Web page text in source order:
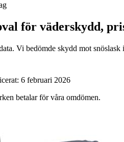
för väderskydd,
Vi bedömde skydd mot
6 februari 2026
betalar för våra omdömen.